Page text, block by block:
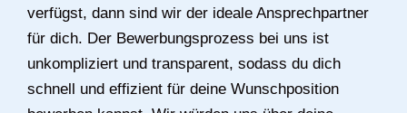
verfügst, dann sind wir der ideale Ansprechpartner
für dich. Der Bewerbungsprozess bei uns ist
unkompliziert und transparent, sodass du dich
schnell und effizient für deine Wunschposition